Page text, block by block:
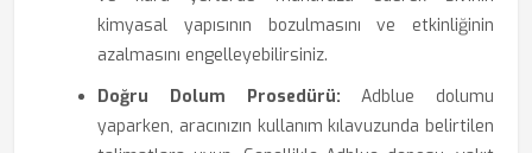
kimyasal yapısının bozulmasını ve etkinliğinin
azalmasını engelleyebilirsiniz.
Doğru Dolum Prosedürü: Adblue dolumu
yaparken, aracınızın kullanım kılavuzunda belirtilen